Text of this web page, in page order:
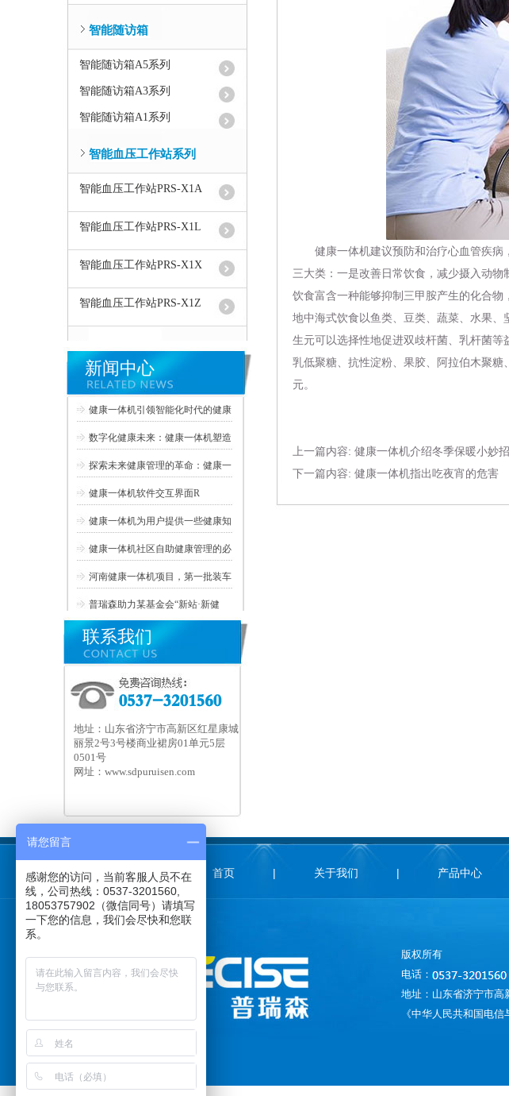
智能随访箱
智能随访箱A5系列
智能随访箱A3系列
智能随访箱A1系列
智能血压工作站系列
智能血压工作站PRS-X1A
智能血压工作站PRS-X1L
智能血压工作站PRS-X1X
智能血压工作站PRS-X1Z
新闻中心
健康一体机引领智能化时代的健康
数字化健康未来：健康一体机塑造
探索未来健康管理的革命：健康一
健康一体机软件交互界面R
健康一体机为用户提供一些健康知
健康一体机社区自助健康管理的必
河南健康一体机项目，第一批装车
普瑞森助力某基金会“新站·新健
联系我们
地址：山东省济宁市高新区红星康城
丽景2号3号楼商业裙房01单元5层
0501号
网址：www.sdpuruisen.com
健康一体机建议预防和治疗心血管疾病
三大类：一是改善日常饮食，减少摄入动
饮食富含一种能够抑制三甲胺产生的化合物
地中海式饮食以鱼类、豆类、蔬菜、水果
生元可以选择性地促进双歧杆菌、乳杆菌
乳低聚糖、抗性淀粉、果胶、阿拉伯木聚
元。
上一篇内容: 健康一体机介绍冬季保暖小妙招
下一篇内容: 健康一体机指出吃夜宵的危害
首页 | 关于我们 | 产品中心
版权所有
电话：
地址：山东省济宁市高
《中华人民共和国电
请您留言
感谢您的访问，当前客服人员不在
线，公司热线：0537-3201560,
18053757902（微信同号）请填写
一下您的信息，我们会尽快和您联
系。